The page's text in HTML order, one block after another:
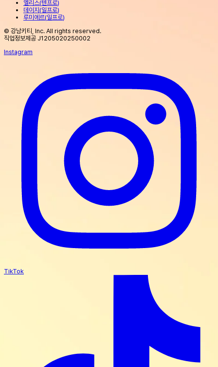
엘리스(텐프로)
데이지 (일프로)
루미에르(일프로)
© 강남키티, Inc. All rights reserved.
직업정보제공 J1205020250002
Instagram
TikTok